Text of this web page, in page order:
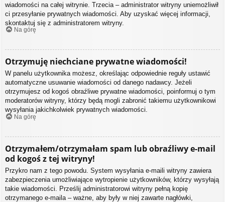
wiadomości na całej witrynie. Trzecia – administrator witryny uniemożliwił
ci przesyłanie prywatnych wiadomości. Aby uzyskać więcej informacji,
skontaktuj się z administratorem witryny.
Na górę
Otrzymuję niechciane prywatne wiadomości!
W panelu użytkownika możesz, określając odpowiednie reguły ustawić
automatyczne usuwanie wiadomości od danego nadawcy. Jeżeli
otrzymujesz od kogoś obraźliwe prywatne wiadomości, poinformuj o tym
moderatorów witryny, którzy będą mogli zabronić takiemu użytkownikowi
wysyłania jakichkolwiek prywatnych wiadomości.
Na górę
Otrzymałem/otrzymałam spam lub obraźliwy e-mail
od kogoś z tej witryny!
Przykro nam z tego powodu. System wysyłania e-maili witryny zawiera
zabezpieczenia umożliwiające wytropienie użytkowników, którzy wysyłają
takie wiadomości. Prześlij administratorowi witryny pełną kopię
otrzymanego e-maila – ważne, aby były w niej zawarte nagłówki,